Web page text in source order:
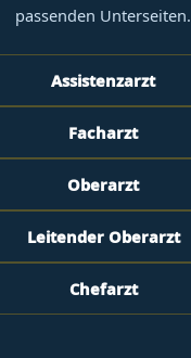
passenden Unterseiten.
Assistenzarzt
Facharzt
Oberarzt
Leitender Oberarzt
Chefarzt